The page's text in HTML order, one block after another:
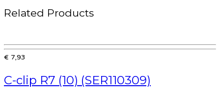
Related Products
€ 7,93
C-clip R7 (10) (SER110309)